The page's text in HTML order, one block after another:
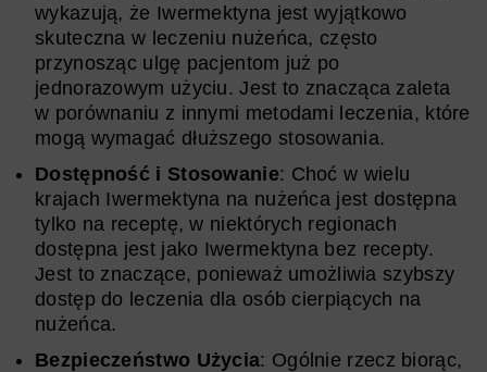
wykazują, że Iwermektyna jest wyjątkowo
skuteczna w leczeniu nużeńca, często
przynosząc ulgę pacjentom już po
jednorazowym użyciu. Jest to znacząca zaleta
w porównaniu z innymi metodami leczenia, które
mogą wymagać dłuższego stosowania.
Dostępność i Stosowanie: Choć w wielu
krajach Iwermektyna na nużeńca jest dostępna
tylko na receptę, w niektórych regionach
dostępna jest jako Iwermektyna bez recepty.
Jest to znaczące, ponieważ umożliwia szybszy
dostęp do leczenia dla osób cierpiących na
nużeńca.
Bezpieczeństwo Użycia: Ogólnie rzecz biorąc,